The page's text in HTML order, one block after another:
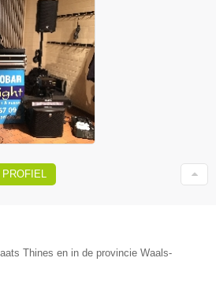
Thines en in de provincie Waals-